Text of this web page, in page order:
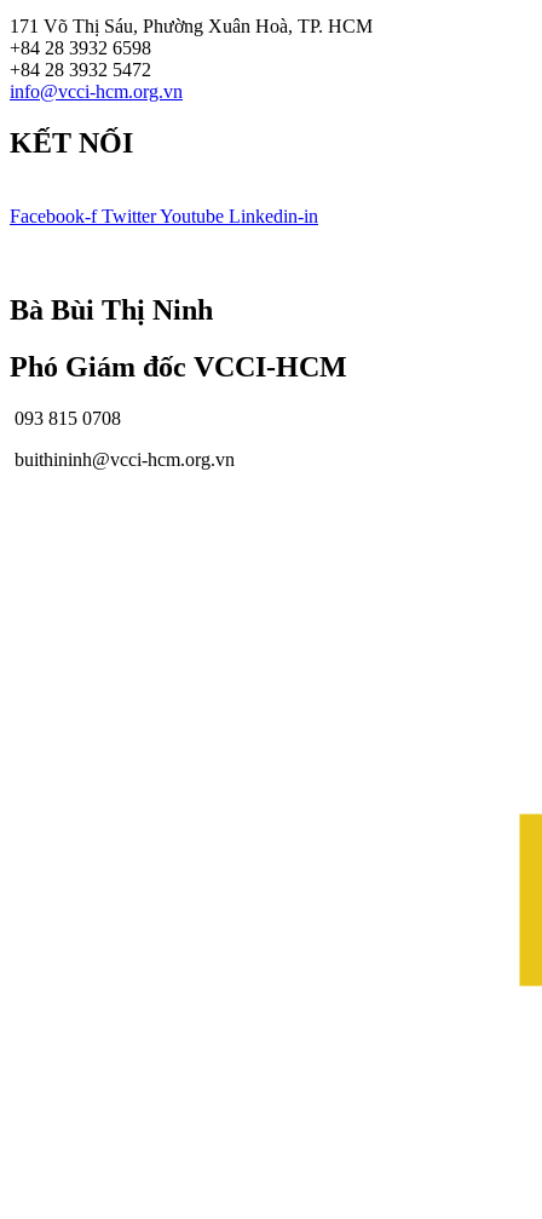
171 Võ Thị Sáu, Phường Xuân Hoà, TP. HCM
+84 28 3932 6598
+84 28 3932 5472
info@vcci-hcm.org.vn
KẾT NỐI
Facebook-f TwitterYoutube Linkedin-in
Bà Bùi Thị Ninh
Phó Giám đốc VCCI-HCM
093 815 0708
buithininh@vcci-hcm.org.vn